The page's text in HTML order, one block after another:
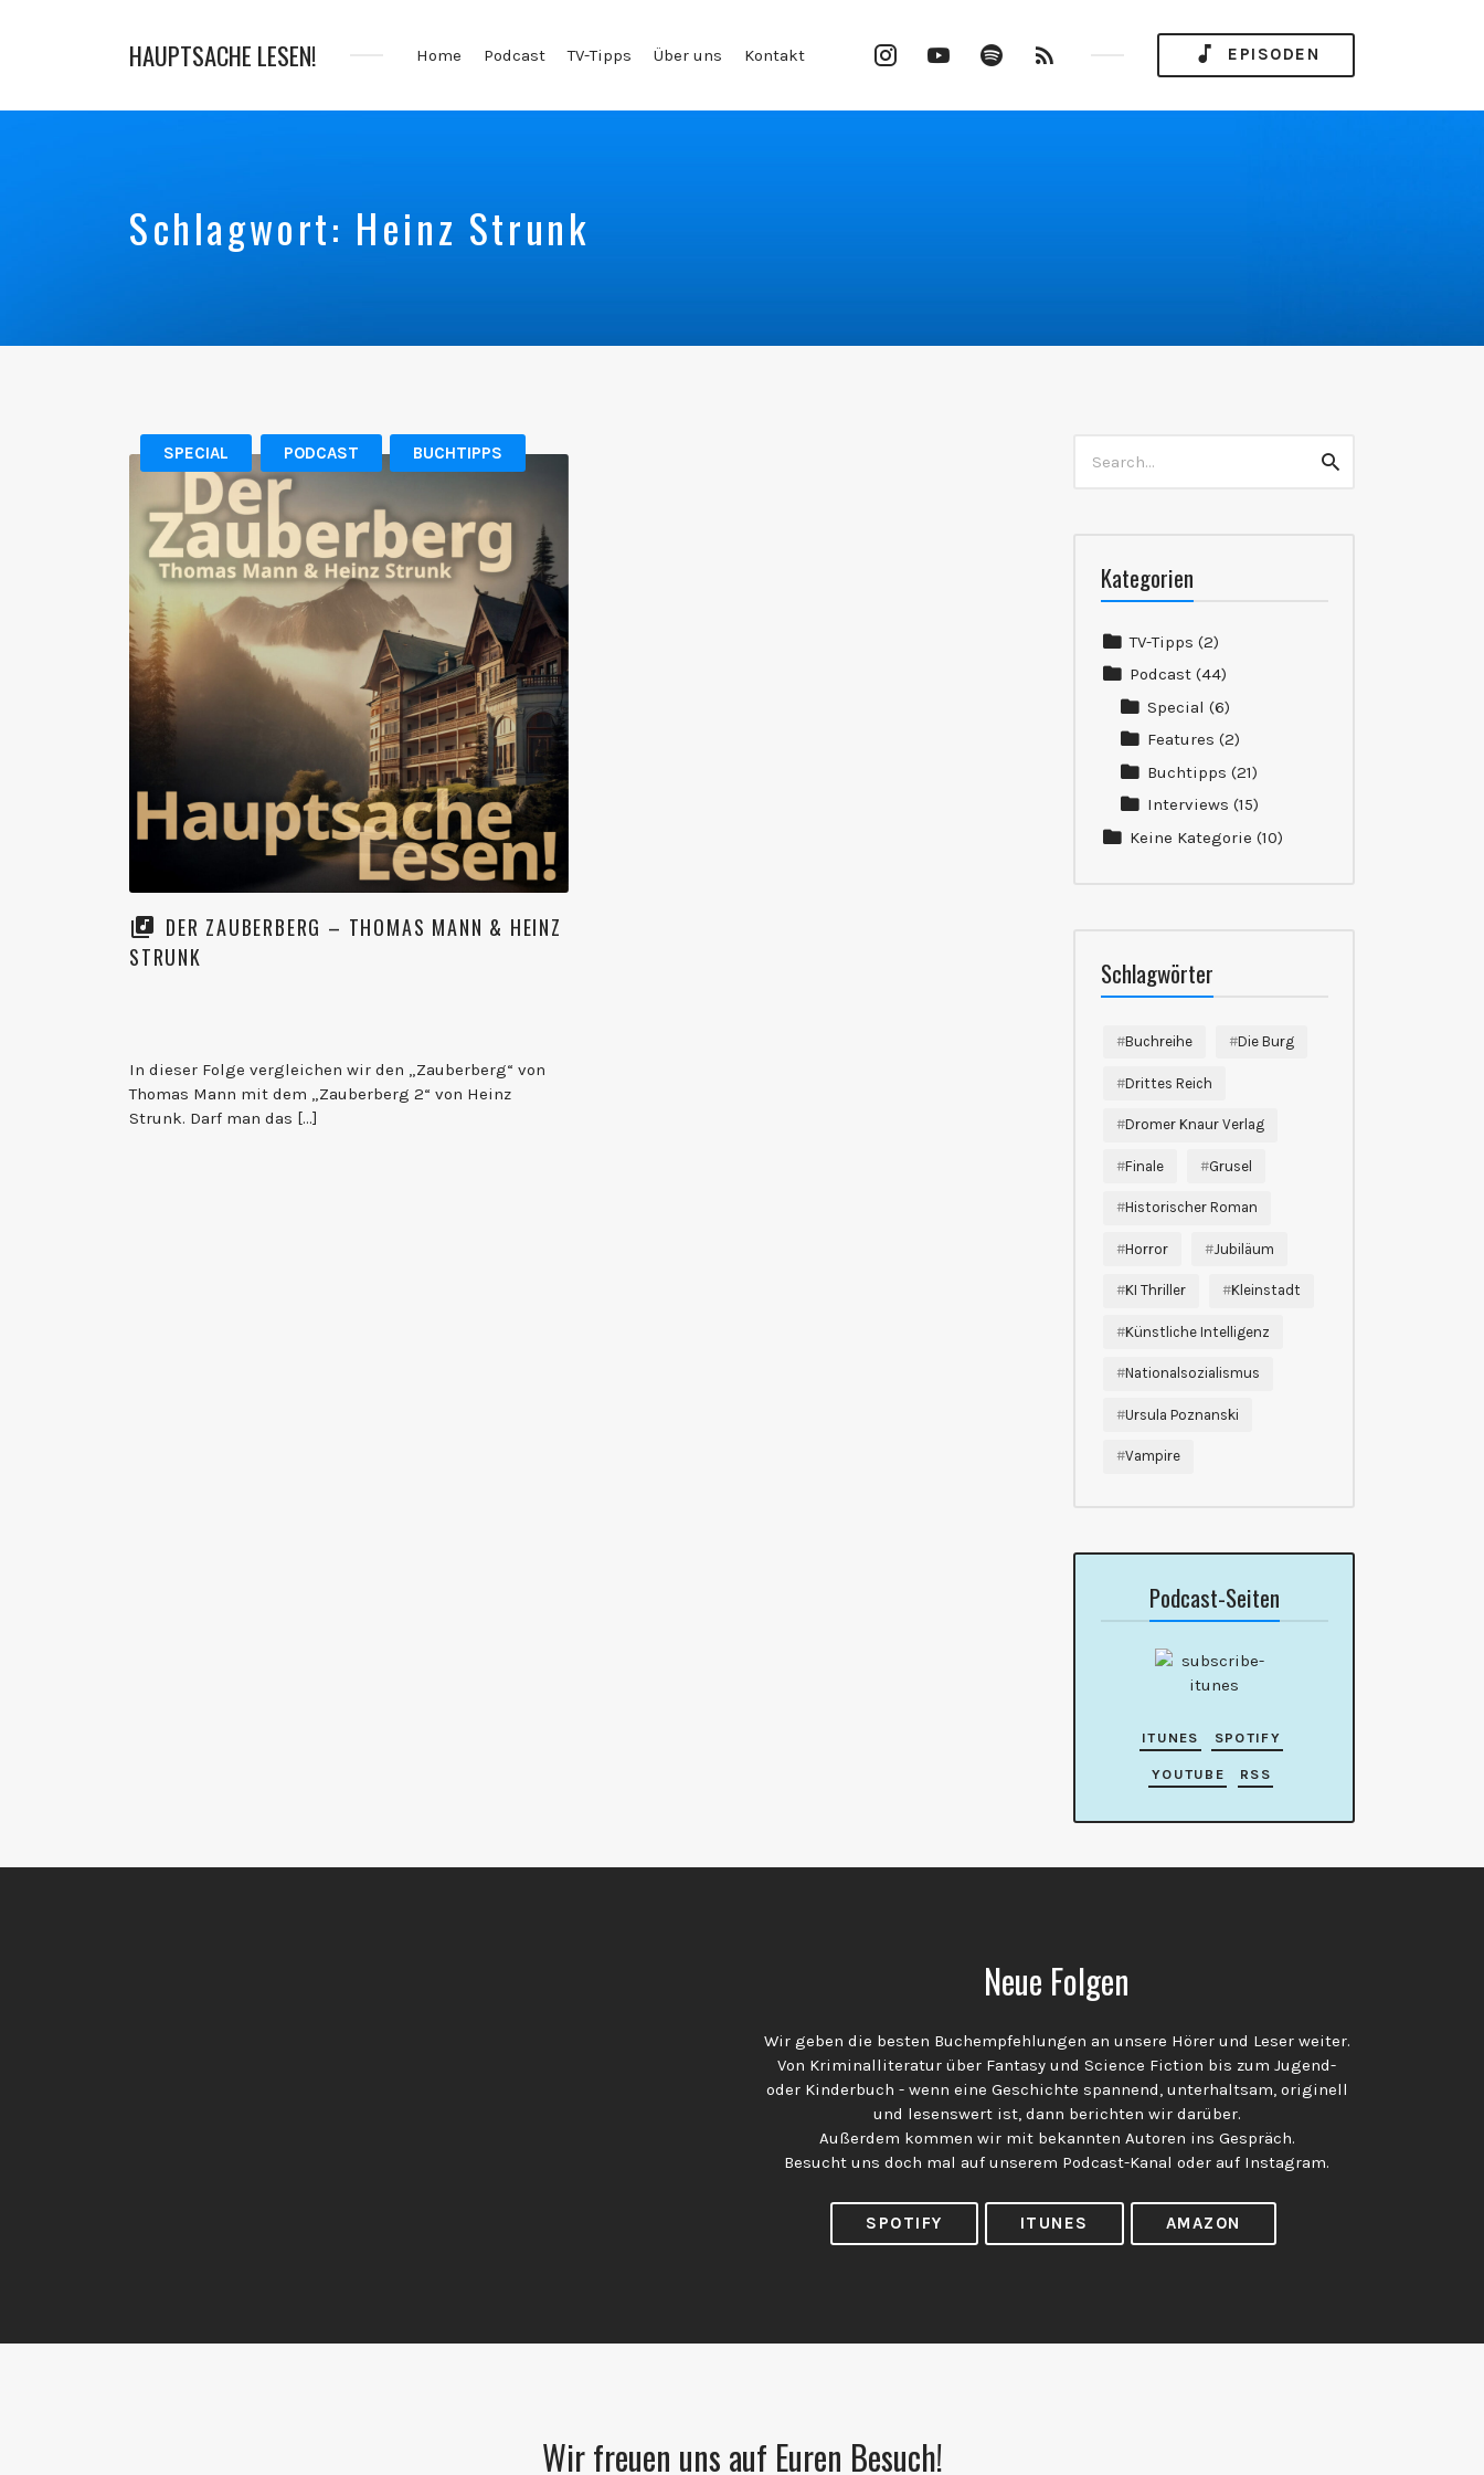
HAUPTSACHE LESEN! Home Podcast TV-Tipps Über uns Kontakt InstagramYouTube
Channel
Spotify EPISODEN
Schlagwort: Heinz Strunk
SPECIAL PODCAST BUCHTIPPS
DER ZAUBERBERG – THOMAS MANN & HEINZ
STRUNK
In dieser Folge vergleichen wir den „Zauberberg“ von
Thomas Mann mit dem „Zauberberg 2“ von Heinz
Strunk. Darf man das […]
for:
Search
Kategorien
TV-Tipps (2)
Podcast(44)
Special (6)
Features (2)
Buchtipps (21)
Interviews (15)
Keine Kategorie (10)
Schlagwörter
Buchreihe Die Burg
Drittes Reich
Dromer Knaur Verlag
Finale Grusel
Historischer Roman
Horror Jubiläum
KI Thriller Kleinstadt
Künstliche Intelligenz
Nationalsozialismus
Ursula Poznanski
Vampire
Podcast-Seiten
ITUNES SPOTIFY
YOUTUBE RSS
Neue Folgen
Wir geben die besten Buchempfehlungen an unsere Hörer und Leser weiter.
Von Kriminalliteratur über Fantasy und Science Fiction bis zum Jugend-
oder Kinderbuch - wenn eine Geschichte spannend, unterhaltsam, originell
und lesenswert ist, dann berichten wir darüber.
Außerdem kommen wir mit bekannten Autoren ins Gespräch.
Besucht uns doch mal auf unserem Podcast-Kanal oder auf Instagram.
SPOTIFY ITUNES AMAZON
Wir freuen uns auf Euren Besuch!